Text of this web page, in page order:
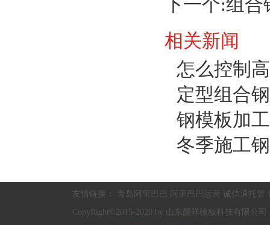
下一个:组合
相关新闻
怎么控制
定型组合
钢模板加
冬季施工
友情链接： 青岛阿里巴巴 阿里巴巴运营 诚信通托管
CopyRight©2015-2020 by 山东颜祥模板科技有限公司